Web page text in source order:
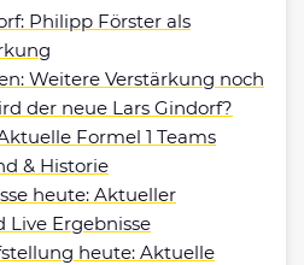
Philipp Förster als
Weitere Verstärkung noch
der neue Lars Gindorf?
Formel 1 Teams
& Historie
heute: Aktueller
Ergebnisse
heute: Aktuelle